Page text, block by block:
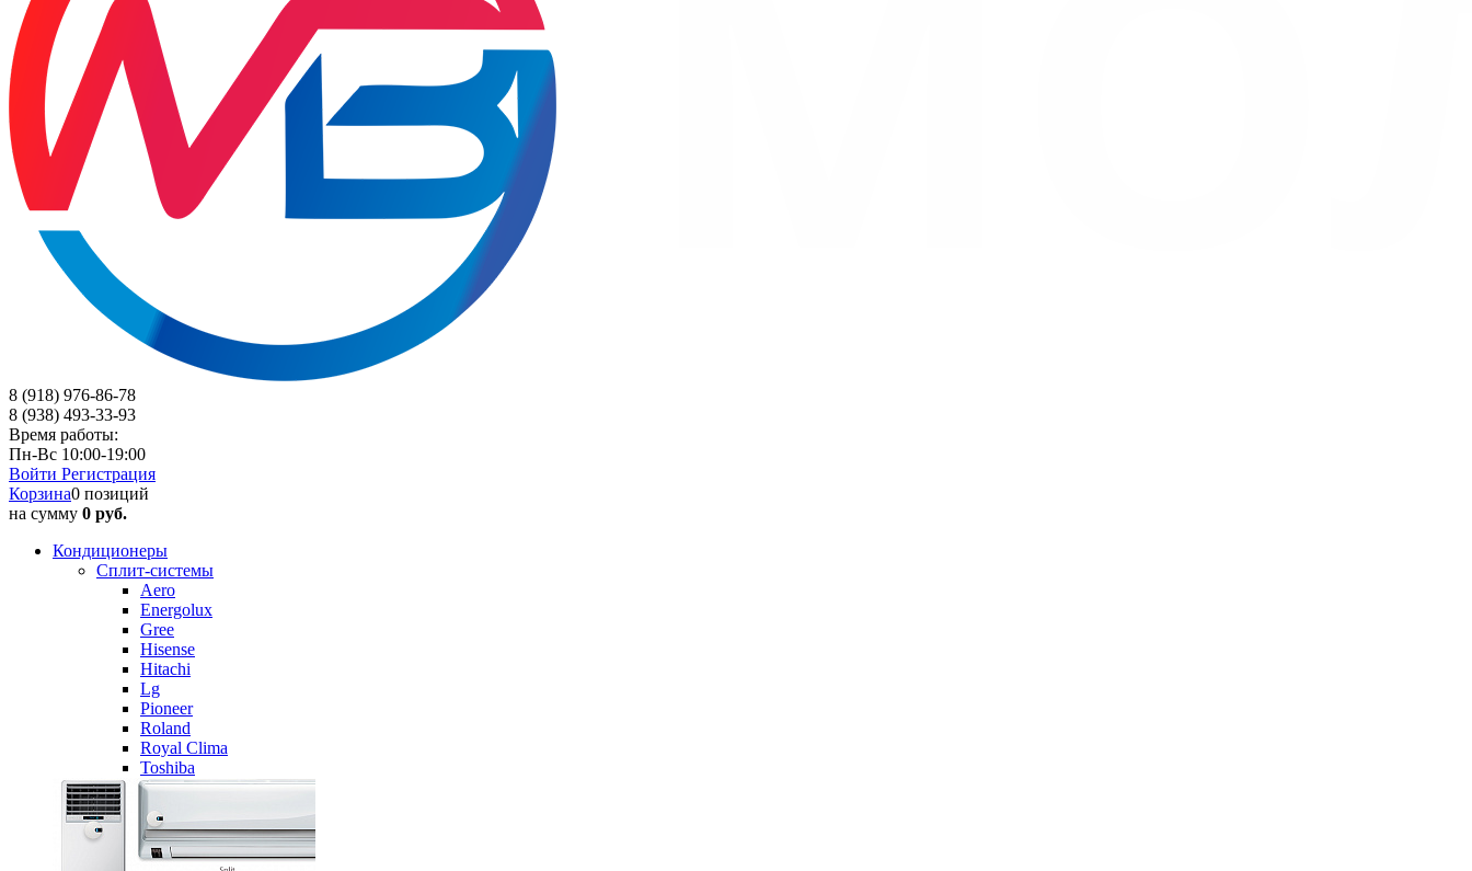
8 (918) 976-86-78
8 (938) 493-33-93
Время работы:
Пн-Вс 10:00-19:00
Войти Регистрация
Корзина0 позиций
на сумму 0 руб.
Кондиционеры
Сплит-системы
Aero
Energolux
Gree
Hisense
Hitachi
Lg
Pioneer
Roland
Royal Clima
Toshiba